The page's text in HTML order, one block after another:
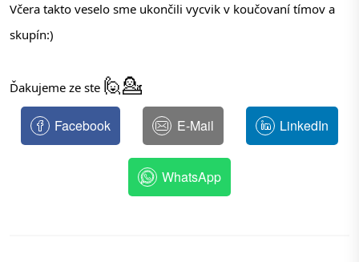
Včera takto veselo sme ukončili vycvik v koučovaní tímov a
skupín:)
Ďakujeme ze ste 🙋💁
Facebook E-Mail LinkedIn
WhatsApp